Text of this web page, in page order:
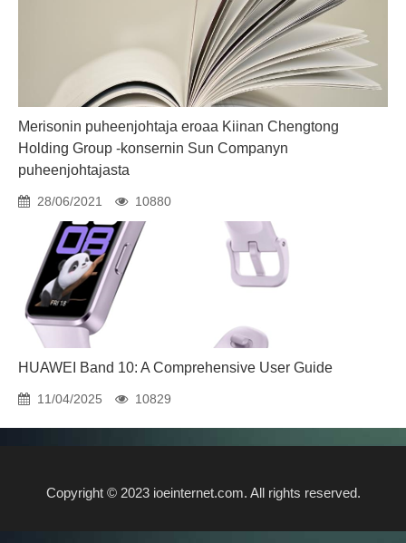
Merisonin puheenjohtaja eroaa Kiinan Chengtong
Holding Group -konsernin Sun Companyn
puheenjohtajasta
28/06/2021 10880
HUAWEI Band 10: A Comprehensive User Guide
11/04/2025 10829
Copyright © 2023 ioeinternet.com. All rights reserved.